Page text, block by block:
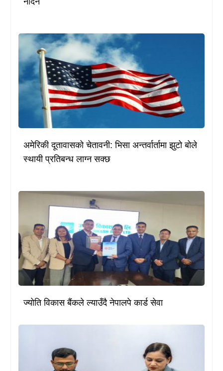
अमेरिकी दूतावासको चेतावनी: भिसा अन्तर्वार्तामा झुटो बोले
स्थायी प्रतिबन्ध लाग्न सक्छ
ज्योति विकास बैंकले ल्याउँदै नेपालपे कार्ड सेवा